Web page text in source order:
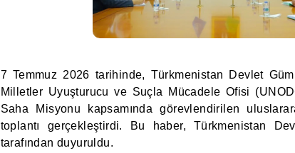
7 Temmuz 2026 tarihinde, Türkmenistan Devlet
Milletler Uyuşturucu ve Suçla Mücadele Ofisi
Saha Misyonu kapsamında görevlendirilen
toplantı gerçekleştirdi. Bu haber, Türkmenistan
tarafından duyuruldu.